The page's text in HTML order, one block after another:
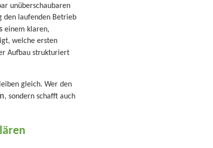
unüberschaubaren
den laufenden Betrieb
einem klaren,
welche ersten
Aufbau strukturiert
gleich. Wer den
, sondern schafft auch